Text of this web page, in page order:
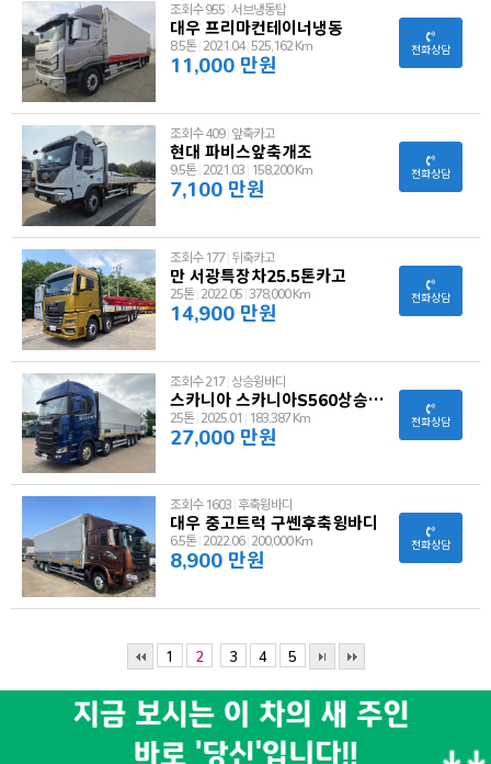
조회수 955 서브냉동탑
대우 프리마컨테이너냉동
8.5톤 2021.04 525,162 Km
11,000 만원
전화상담
조회수 409 앞축카고
현대 파비스앞축개조
9.5톤 2021.03 158,200 Km
7,100 만원
전화상담
조회수 177 뒤축카고
만 서광특장차25.5톤카고
25톤 2022.05 378,000 Km
14,900 만원
전화상담
조회수 217 상승윙바디
스카니아 스카니아S560상승윙바디
25톤 2025.01 183,387 Km
27,000 만원
전화상담
조회수 1603 후축윙바디
대우 중고트럭 구쎈후축윙바디
6.5톤 2022.06 200,000 Km
8,900 만원
전화상담
1 2 3 4 5